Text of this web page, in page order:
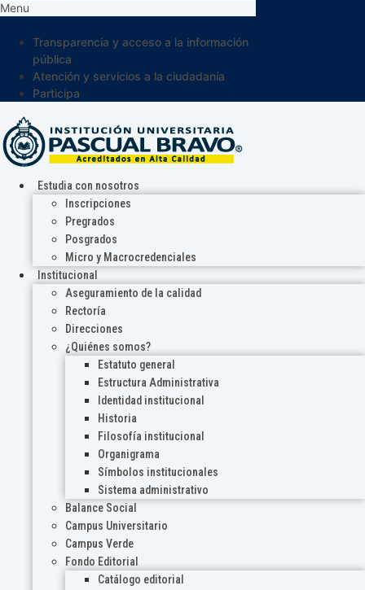
Menu
Transparencia y acceso a la información
pública
Atención y servicios a la ciudadanía
Participa
Estudia con nosotros
Inscripciones
Pregrados
Posgrados
Micro y Macrocredenciales
Institucional
Aseguramiento de la calidad
Rectoría
Direcciones
¿Quiénes somos?
Estatuto general
Estructura Administrativa
Identidad institucional
Historia
Filosofía institucional
Organigrama
Símbolos institucionales
Sistema administrativo
Balance Social
Campus Universitario
Campus Verde
Fondo Editorial
Catálogo editorial